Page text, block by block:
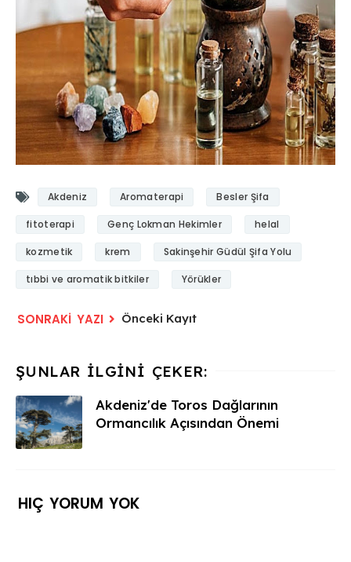
Akdeniz Aromaterapi Besler Şifa
fitoterapi Genç Lokman Hekimler helal
kozmetik krem Sakinşehir Güdül Şifa Yolu
tıbbi ve aromatik bitkiler Yörükler
Önceki Kayıt
Akdeniz'de Toros Dağlarının
Ormancılık Açısından Önemi
HIÇ YORUM YOK